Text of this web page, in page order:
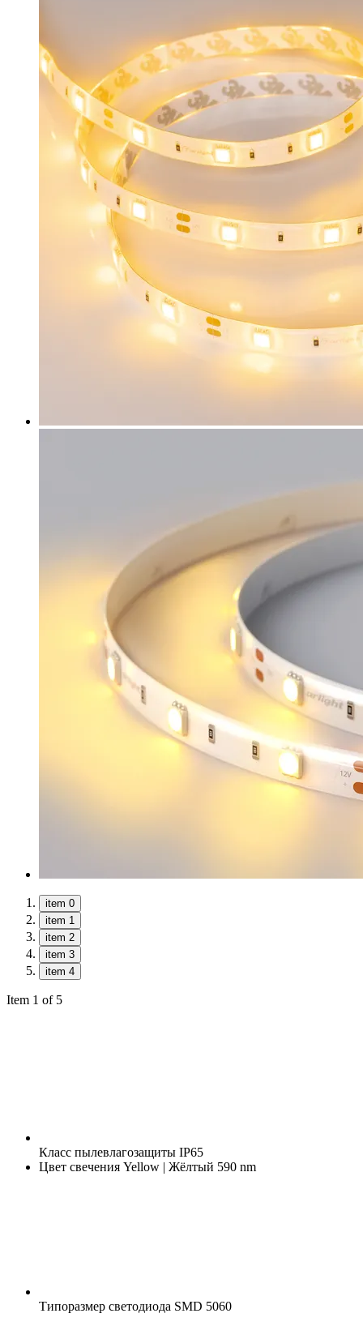
item 0
item 1
item 2
item 3
item 4
Item 1 of 5
Класс пылевлагозащиты IP65
Цвет свечения Yellow | Жёлтый 590 nm
Типоразмер светодиода SMD 5060